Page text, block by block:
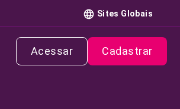
Sites Globais
Acessar Cadastrar